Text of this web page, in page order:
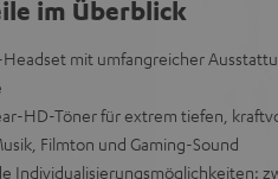
im Überblick
mit umfangreicher
HD-Töner für extrem tiefen,
Filmton und Gaming-Sound
Individualisierungsmöglichkeiten: